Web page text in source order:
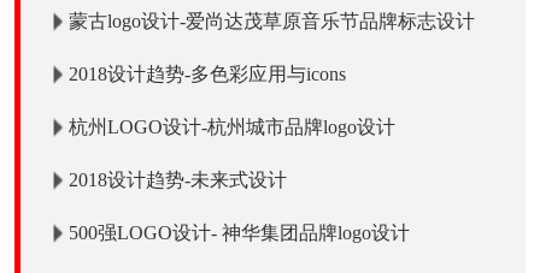
蒙古logo设计-爱尚达茂草原音乐节品牌标志设计
2018设计趋势-多色彩应用与icons
杭州LOGO设计-杭州城市品牌logo设计
2018设计趋势-未来式设计
500强LOGO设计- 神华集团品牌logo设计